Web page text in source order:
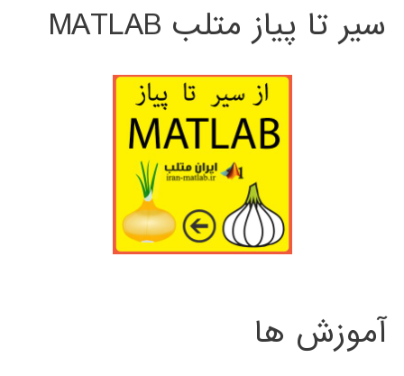
سیر تا پیاز متلب MATLAB
آموزش ها